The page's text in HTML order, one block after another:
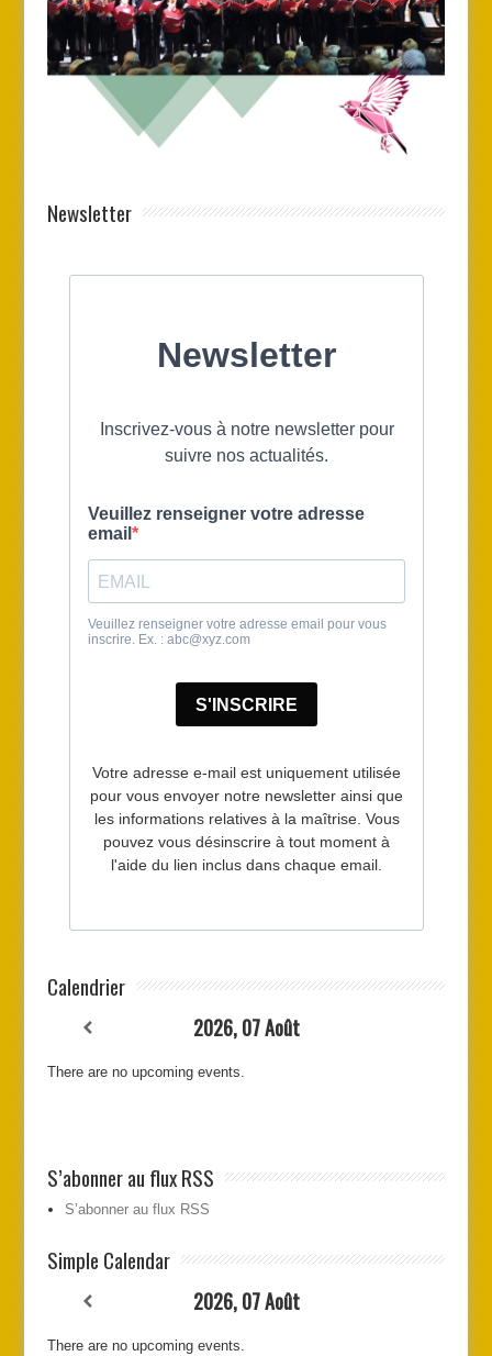
Newsletter
Calendrier
2026, 07 Août
There are no upcoming events.
S’abonner au flux RSS
S’abonner au flux RSS
Simple Calendar
2026, 07 Août
There are no upcoming events.